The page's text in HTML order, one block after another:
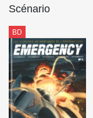
Scénario
BD